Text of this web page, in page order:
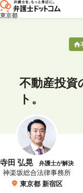
東京都
不動産投資
ト。
寺田 弘晃 弁護士が解決
所属事務所
神楽坂総合法律事務所
所在地
東京都 新宿区